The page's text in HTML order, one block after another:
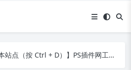
D）】PS插件网工作日8：30准时更新！（特殊原因除外）
+ D）】PS插件网工作日8：30准时更新！（特殊原因除外）